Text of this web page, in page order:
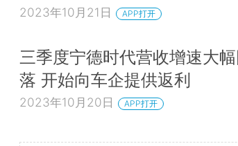
2023年10月21日 APP打开
三季度宁德时代营收增速大
落 开始向车企提供返利
2023年10月20日 APP打开